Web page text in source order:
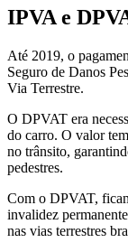
IPVA e
Até 2019, o
Seguro de Danos
Via Terrestre.
O DPVAT era
do carro. O valor
no trânsito,
pedestres.
Com o DPVAT,
invalidez
nas vias terrestres